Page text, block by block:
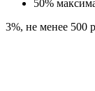
50%
3%, не менее 500